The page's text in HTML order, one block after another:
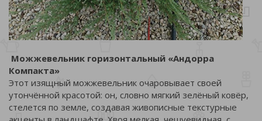
Можжевельник горизонтальный «Андорра
Компакта»
Этот изящный можжевельник очаровывает своей
утончённой красотой: он, словно мягкий зелёный ковёр,
стелется по земле, создавая живописные текстурные